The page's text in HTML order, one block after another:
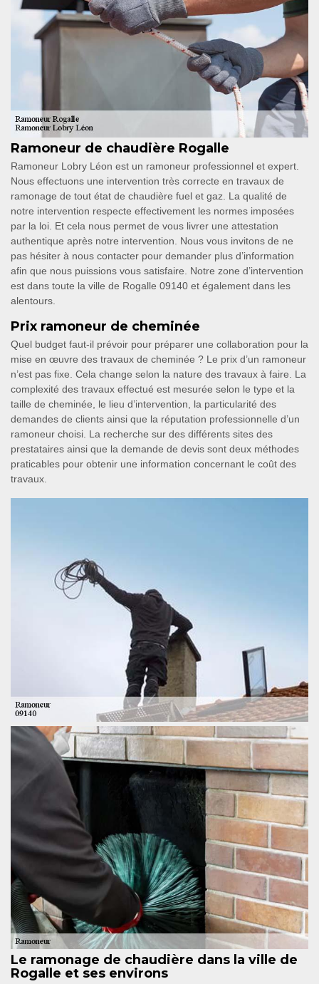
Ramoneur de chaudière Rogalle
Ramoneur Lobry Léon est un ramoneur professionnel et expert.
Nous effectuons une intervention très correcte en travaux de
ramonage de tout état de chaudière fuel et gaz. La qualité de
notre intervention respecte effectivement les normes imposées
par la loi. Et cela nous permet de vous livrer une attestation
authentique après notre intervention. Nous vous invitons de ne
pas hésiter à nous contacter pour demander plus d’information
afin que nous puissions vous satisfaire. Notre zone d’intervention
est dans toute la ville de Rogalle 09140 et également dans les
alentours.
Prix ramoneur de cheminée
Quel budget faut-il prévoir pour préparer une collaboration pour la
mise en œuvre des travaux de cheminée ? Le prix d’un ramoneur
n’est pas fixe. Cela change selon la nature des travaux à faire. La
complexité des travaux effectué est mesurée selon le type et la
taille de cheminée, le lieu d’intervention, la particularité des
demandes de clients ainsi que la réputation professionnelle d’un
ramoneur choisi. La recherche sur des différents sites des
prestataires ainsi que la demande de devis sont deux méthodes
praticables pour obtenir une information concernant le coût des
travaux.
Le ramonage de chaudière dans la ville de
Rogalle et ses environs